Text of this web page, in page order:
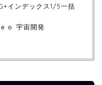
インデックス1/5一括
ｏ 宇宙開発